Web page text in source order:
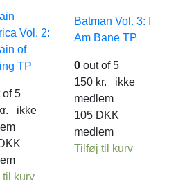
Vol. 2:
of
TP
5
ikke
kurv
Batman Vol. 3: I
Am Bane TP
0 out of 5
150 kr. ikke
medlem
105 DKK
medlem
Tilføj til kurv